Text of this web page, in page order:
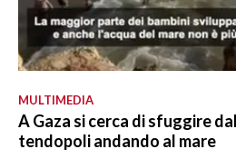
MULTIMEDIA
A Gaza si cerca di sfuggire
tendopoli andando al mare